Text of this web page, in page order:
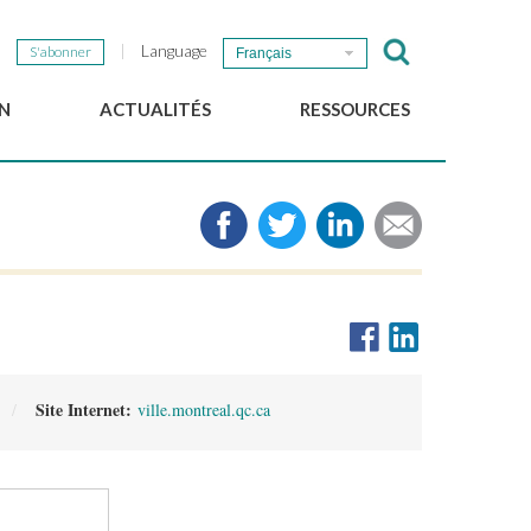
S'abonner Language Français
ACTUALITÉS
Newsletter du GSEF
RESSOURCES
Médias
Liens
Téléchargez notre plaquette
Site Internet:ville.montreal.qc.ca